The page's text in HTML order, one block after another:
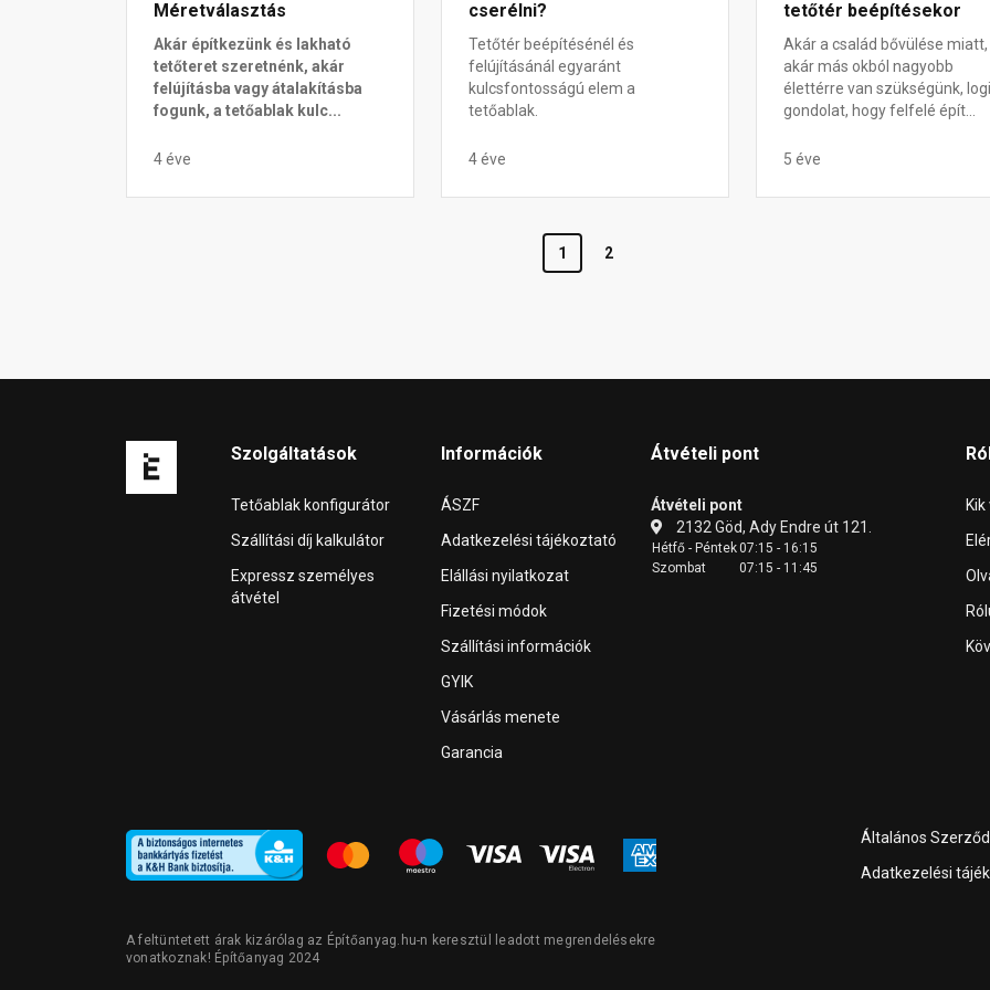
Méretválasztás
Akár építkezünk és lakható
tetőteret szeretnénk, akár
felújításba vagy átalakításba
fogunk, a tetőablak kulc...
4 éve
cserélni?
Tetőtér beépítésénél és
felújításánál egyaránt
kulcsfontosságú elem a
tetőablak.
4 éve
tetőtér beépítésekor
Akár a család bővülése miatt,
akár más okból nagyobb
élettérre van szükségünk,
gondolat, hogy felfelé épít...
5 éve
1 2
Szolgáltatások
Tetőablak konfigurátor
Szállítási díj kalkulátor
Expressz személyes
átvétel
Információk
ÁSZF
Adatkezelési tájékoztató
Elállási nyilatkozat
Fizetési módok
Szállítási információk
GYIK
Vásárlás menete
Garancia
Átvételi pont
Átvételi pont
2132 Göd, Ady Endre út 121.
Hétfő - Péntek07:15 - 16:15
Szombat
07:15 - 11:45
Általános
Adatkezelési
A feltüntetett árak kizárólag az Építőanyag.hu-n keresztül leadott megrendelésekre
vonatkoznak! Építőanyag 2024